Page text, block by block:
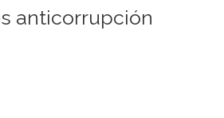
anticorrupción